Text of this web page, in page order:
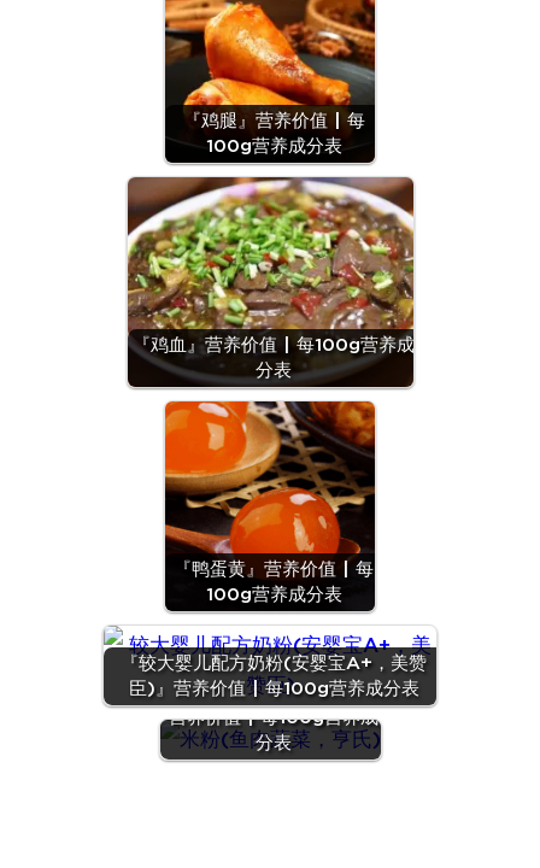
『鸡腿』营养价值 | 每
100g营养成分表
『鸡血』营养价值 | 每100g营养成
分表
『鸭蛋黄』营养价值 | 每
100g营养成分表
『较大婴儿配方奶粉(安婴宝A+，美赞
臣)』营养价值 | 每100g营养成分表
『米粉(鱼肉蔬菜，亨氏)』
营养价值 | 每100g营养成
分表